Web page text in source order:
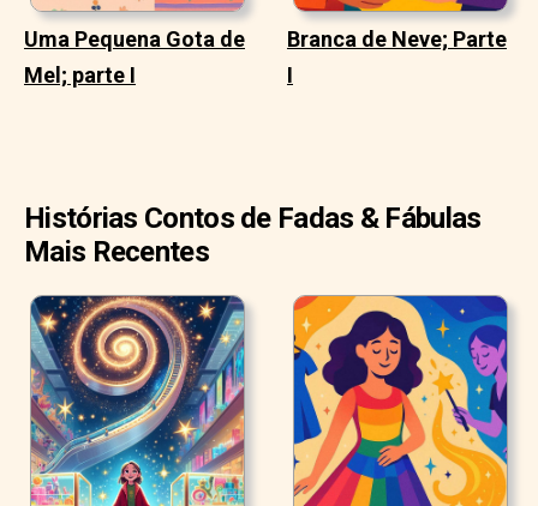
Uma Pequena Gota de
Mel; parte I
Branca de Neve; Parte
I
Histórias Contos de Fadas & Fábulas
Mais Recentes